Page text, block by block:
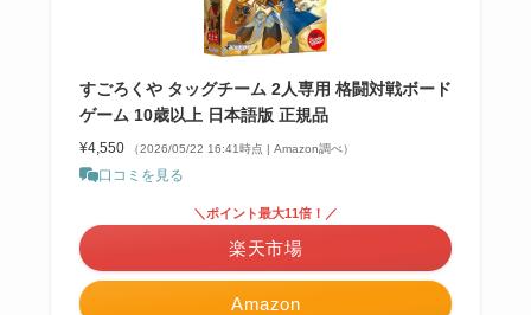
すごろくや タッグチーム 2人専用 格闘対戦ボード
ゲーム 10歳以上 日本語版 正規品
¥4,550 （2026/05/22 16:41時点 | Amazon調べ）
口コミを見る
Amazon
＼ポイント最大11倍！／
楽天市場